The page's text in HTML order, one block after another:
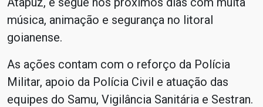
música, animação e segurança no litoral
goianense.
As ações contam com o reforço da Polícia
Militar, apoio da Polícia Civil e atuação das
equipes do Samu, Vigilância Sanitária e Sestran.